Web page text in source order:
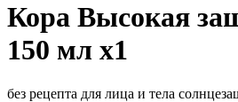
Кора Высокая
150 мл x1
без рецепта для лица и тела